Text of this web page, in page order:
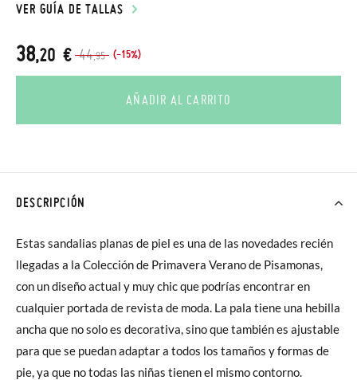
VER GUÍA DE TALLAS
44,95 (-15%)
38,20 €
AÑADIR AL CARRITO
DESCRIPCIÓN
Estas sandalias planas de piel es una de las novedades recién
llegadas a la Colección de Primavera Verano de Pisamonas,
con un diseño actual y muy chic que podrías encontrar en
cualquier portada de revista de moda. La pala tiene una hebilla
ancha que no solo es decorativa, sino que también es ajustable
para que se puedan adaptar a todos los tamaños y formas de
pie, ya que no todas las niñas tienen el mismo contorno.